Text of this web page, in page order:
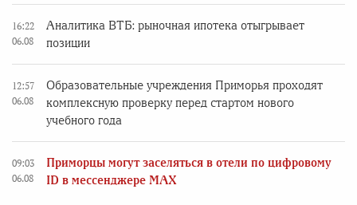
16:22
06.08
Аналитика ВТБ: рыночная ипотека отыгрывает
позиции
12:57
06.08
Образовательные учреждения Приморья проходят
комплексную проверку перед стартом нового
учебного года
09:03
06.08
Приморцы могут заселяться в отели по цифровому
ID в мессенджере MAX